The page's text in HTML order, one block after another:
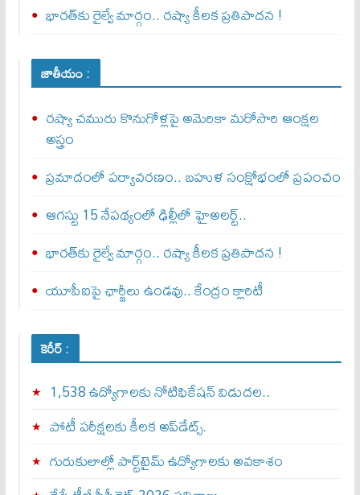
భారత్‌కు రైల్వే మార్గం.. రష్యా కీలక ప్రతిపాదన !
జాతీయం :
రష్యా చమురు కొనుగోళ్లపై అమెరికా మరోసారి ఆంక్షల
అస్త్రం
ప్రమాదంలో పర్యావరణం.. బహుళ సంక్షోభంలో ప్రపంచం
ఆగస్టు 15 నేపథ్యంలో ఢిల్లీలో హైఅలర్ట్..
భారత్‌కు రైల్వే మార్గం.. రష్యా కీలక ప్రతిపాదన !
యూపీఐపై ఛార్జీలు ఉండవు.. కేంద్రం క్లారిటీ
కెరీర్ :
1,538 ఉద్యోగాలకు నోటిఫికేషన్ విడుదల..
పోటీ పరీక్షలకు కీలక అప్‌డేట్స్.
గురుకులాల్లో పార్ట్‌టైమ్ ఉద్యోగాలకు అవకాశం